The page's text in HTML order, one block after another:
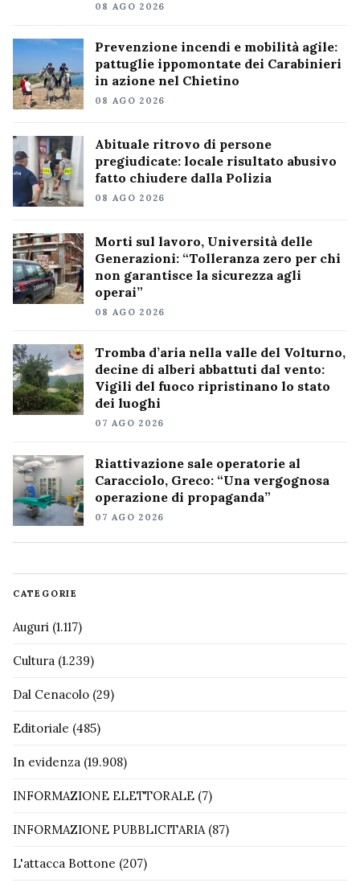
08 AGO 2026
Prevenzione incendi e mobilità agile:
pattuglie ippomontate dei Carabinieri
in azione nel Chietino
08 AGO 2026
Abituale ritrovo di persone
pregiudicate: locale risultato abusivo
fatto chiudere dalla Polizia
08 AGO 2026
Morti sul lavoro, Università delle
Generazioni: “Tolleranza zero per chi
non garantisce la sicurezza agli
operai”
08 AGO 2026
Tromba d’aria nella valle del Volturno,
decine di alberi abbattuti dal vento:
Vigili del fuoco ripristinano lo stato
dei luoghi
07 AGO 2026
Riattivazione sale operatorie al
Caracciolo, Greco: “Una vergognosa
operazione di propaganda”
07 AGO 2026
CATEGORIE
Auguri (1.117)
Cultura (1.239)
Dal Cenacolo (29)
Editoriale (485)
In evidenza (19.908)
INFORMAZIONE ELETTORALE (7)
INFORMAZIONE PUBBLICITARIA(87)
L'attacca Bottone (207)